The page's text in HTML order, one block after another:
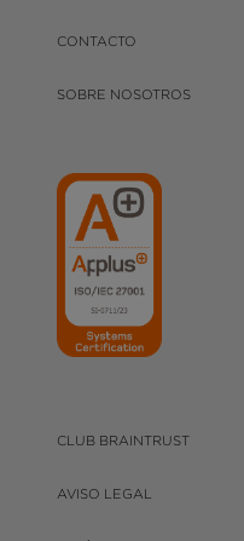
CONTACTO
SOBRE NOSOTROS
CLUB BRAINTRUST
AVISO LEGAL